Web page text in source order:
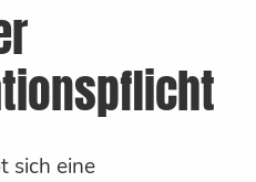
sich eine